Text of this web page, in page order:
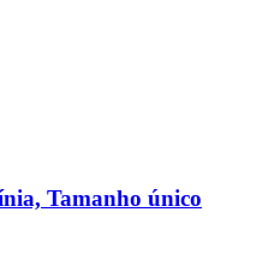
Tamanho único